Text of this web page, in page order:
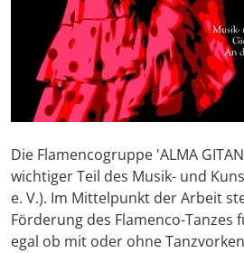
Die Flamencogruppe 'ALMA
wichtiger Teil des Musik- und
e. V.). Im Mittelpunkt der Arbeit
Förderung des Flamenco-Tanzes
egal ob mit oder ohne